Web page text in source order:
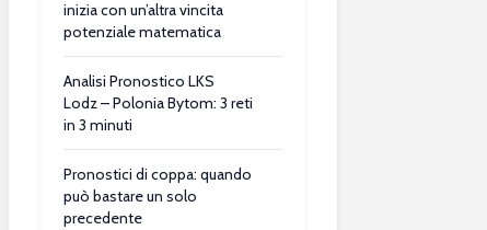
inizia con un’altra vincita
potenziale matematica
Analisi Pronostico LKS
Lodz – Polonia Bytom: 3 reti
in 3 minuti
Pronostici di coppa: quando
può bastare un solo
precedente